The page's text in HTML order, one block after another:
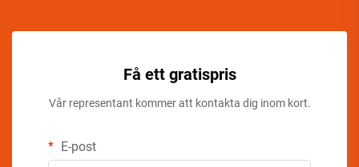
Få ett gratispris
Vår representant kommer att kontakta dig inom kort.
E-post